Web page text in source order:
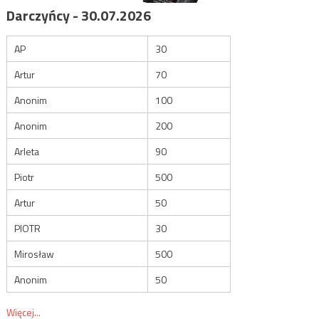
Darczyńcy - 30.07.2026
AP
30
Artur
70
Anonim
100
Anonim
200
Arleta
90
Piotr
500
Artur
50
PIOTR
30
Mirosław
500
Anonim
50
Więcej...